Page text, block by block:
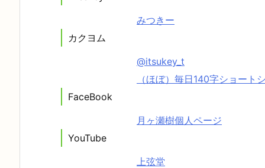
みつきー
カクヨム
@itsukey_t
（ほぼ）毎日140字ショート
FaceBook
月ヶ瀬樹個人ページ
YouTube
上弦堂